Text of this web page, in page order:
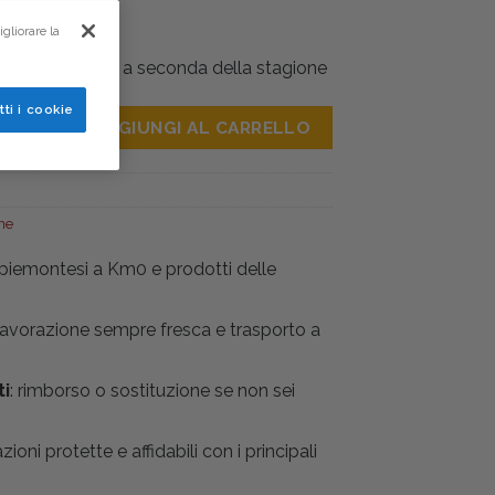
grappolo a seconda della stagione
AGGIUNGI AL CARRELLO
a Km0 e prodotti delle
sempre fresca e trasporto a
: rimborso o sostituzione se non sei
protette e affidabili con i principali
la
i cookie